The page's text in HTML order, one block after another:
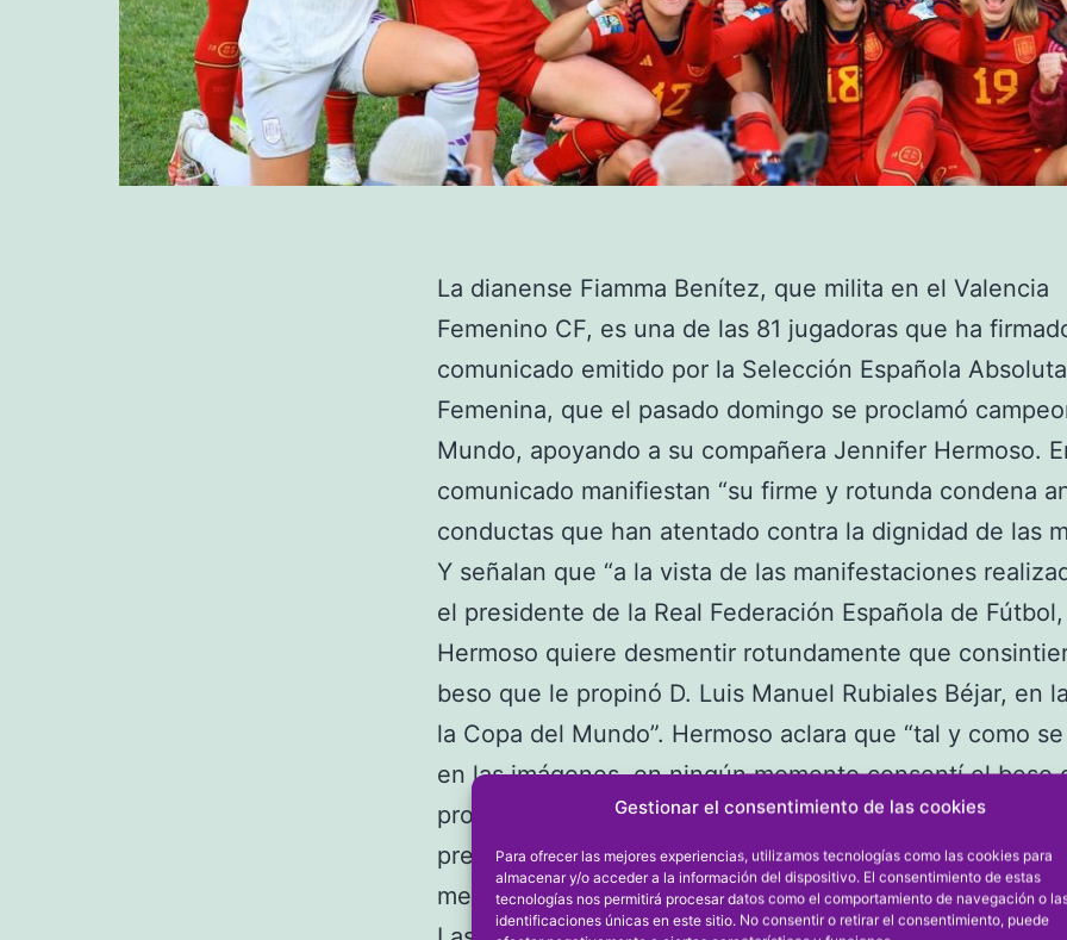
Gestionar el consentimiento de las cookies
Para ofrecer las mejores experiencias, utilizamos tecnologías como las cookies para
almacenar y/o acceder a la información del dispositivo. El consentimiento de estas
tecnologías nos permitirá procesar datos como el comportamiento de navegación o
identificaciones únicas en este sitio. No consentir o retirar el consentimiento, puede
La dianense Fiamma Benítez, que milita en el Valencia
Femenino CF, es una de las 81 jugadoras que ha
comunicado emitido por la Selección Española Absoluta
Femenina, que el pasado domingo se proclamó
Mundo, apoyando a su compañera Jennifer Hermoso.
comunicado manifiestan “su firme y rotunda condena
conductas que han atentado contra la dignidad de las
Y señalan que “a la vista de las manifestaciones
el presidente de la Real Federación Española de
Hermoso quiere desmentir rotundamente que
beso que le propinó D. Luis Manuel Rubiales Béjar, en
la Copa del Mundo”. Hermoso aclara que “tal y como
en las imágenes, en ningún momento consentí el beso
propinó y por supuesto, en ningún caso busqué alzar al
presidente. No tolero que se ponga en duda mi palabra
menos que se inventen palabras que no he dicho”.